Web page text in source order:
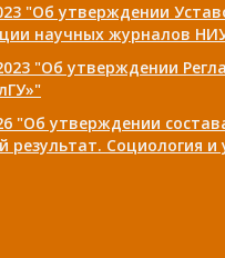
"Об утверждении
научных журналов
"Об утверждении
"Об утверждении
результат. Социология и